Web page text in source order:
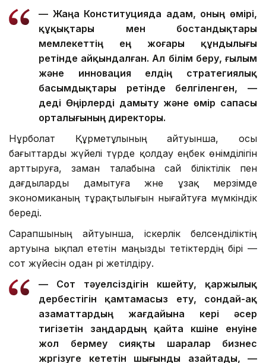
— Жаңа Конституцияда адам, оның өмірі,
құқықтары мен бостандықтары
мемлекеттің ең жоғары құндылығы
ретінде айқындалған. Ал білім беру, ғылым
және инновация елдің стратегиялық
басымдықтары ретінде белгіленген, —
деді Өңірлерді дамыту және өмір сапасы
орталығының директоры.
Нұрболат Құрметұлының айтуынша, осы
бағыттарды жүйелі түрде қолдау еңбек өнімділігін
арттыруға, заман талабына сай біліктілік пен
дағдыларды дамытуға және ұзақ мерзімде
экономиканың тұрақтылығын нығайтуға мүмкіндік
береді.
Сарапшының айтуынша, іскерлік белсенділіктің
артуына ықпал ететін маңызды тетіктердің бірі —
сот жүйесін одан әрі жетілдіру.
— Сот тәуелсіздігін күшейту, қаржылық
дербестігін қамтамасыз ету, сондай-ақ
азаматтардың жағдайына кері әсер
тигізетін заңдардың қайта күшіне енуіне
жол бермеу сияқты шаралар бизнес
жүргізуге кететін шығынды азайтады, —